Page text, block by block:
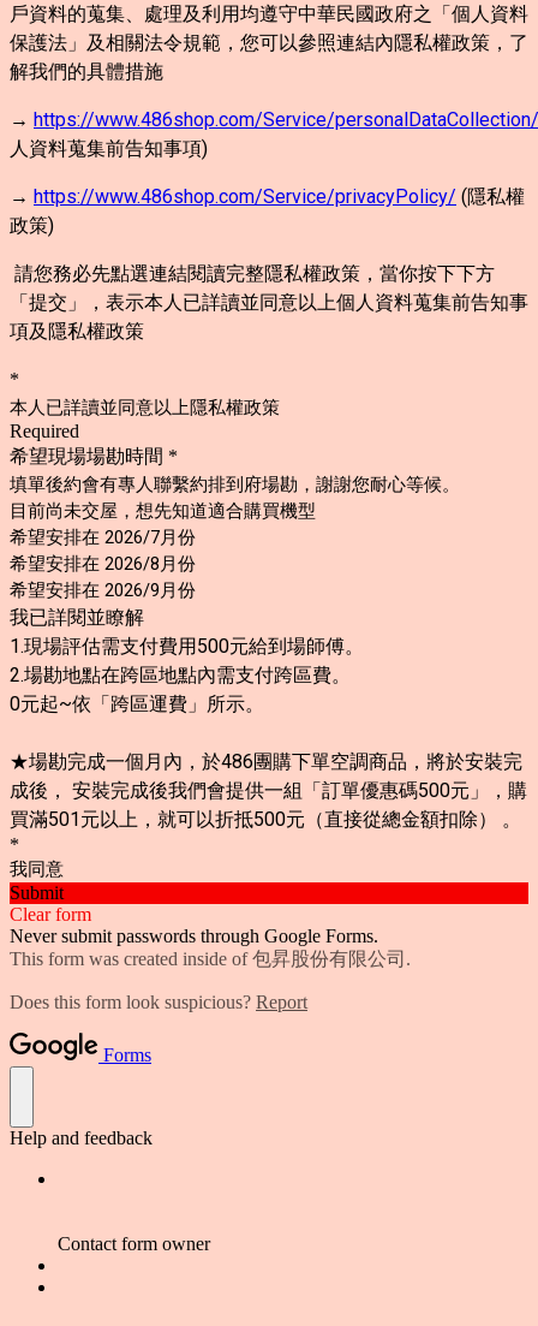
戶資料的蒐集、處理及利用均遵守中華民國政府之「個人資料
保護法」及相關法令規範，您可以參照連結內隱私權政策，了
解我們的具體措施
→ https://www.486shop.com/Service/personalDataCollection/
人資料蒐集前告知事項)
→ https://www.486shop.com/Service/privacyPolicy/ (隱私權
政策)
請您務必先點選連結閱讀完整隱私權政策，當你按下下方
「提交」，表示本人已詳讀並同意以上個人資料蒐集前告知事
項及隱私權政策
*
本人已詳讀並同意以上隱私權政策
Required
希望現場場勘時間 *
填單後約會有專人聯繫約排到府場勘，謝謝您耐心等候。
目前尚未交屋，想先知道適合購買機型
希望安排在 2026/7月份
希望安排在 2026/8月份
希望安排在 2026/9月份
我已詳閱並瞭解
1.現場評估需支付費用500元給到場師傅。
2.場勘地點在跨區地點內需支付跨區費。
0元起~依「跨區運費」所示。
★場勘完成一個月內，於486團購下單空調商品，將於安裝完
成後， 安裝完成後我們會提供一組「訂單優惠碼500元」，購
買滿501元以上，就可以折抵500元（直接從總金額扣除） 。
*
我同意
Submit
Clear form
Never submit passwords through Google Forms.
This form was created inside of 包昇股份有限公司.
Does this form look suspicious? Report
Forms
Help and feedback
Contact form owner